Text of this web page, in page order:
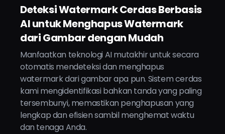
Deteksi Watermark Cerdas Berbasis
AI untuk Menghapus Watermark
dari Gambar dengan Mudah
Manfaatkan teknologi AI mutakhir untuk secara
otomatis mendeteksi dan menghapus
watermark dari gambar apa pun. Sistem cerdas
kami mengidentifikasi bahkan tanda yang paling
tersembunyi, memastikan penghapusan yang
lengkap dan efisien sambil menghemat waktu
dan tenaga Anda.